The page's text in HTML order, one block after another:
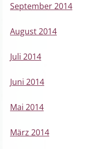
September 2014
August 2014
Juli 2014
Juni 2014
Mai 2014
März 2014